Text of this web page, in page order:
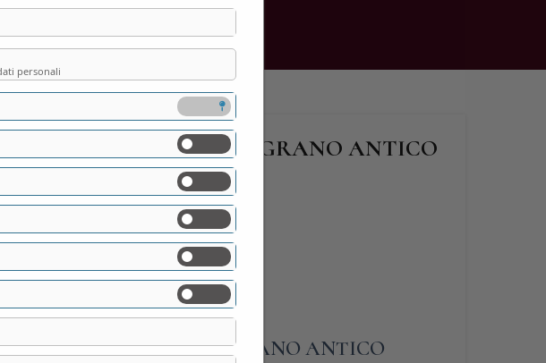
PENNE DI SEMOLA DI GRANO ANTICO
CAPPELLI 500 GR
Camugliano di Ponsacco (PI)
€
PENNE DI SEMOLA DI GRANO ANTICO
personali